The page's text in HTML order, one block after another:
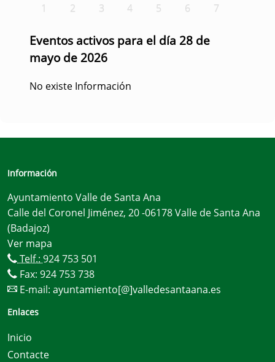
1
2 3 4 5 6 7
Eventos activos para el día 28 de
mayo de 2026
No existe Información
Información
Ayuntamiento Valle de Santa Ana
Calle del Coronel Jiménez, 20 -06178 Valle de Santa Ana
(Badajoz)
Ver mapa
Telf.: 924 753 501
Fax: 924 753 738
E-mail: ayuntamiento[@]valledesantaana.es
Enlaces
Inicio
Contacte